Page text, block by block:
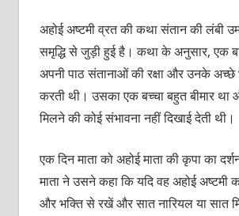
अहोई अष्टमी व्रत की कथा संतान की लंबी
समृद्धि से जुड़ी हुई है। कथा के अनुसार, एक
अपनी पाठ संतानाओं की रक्षा और उनके अच्छे
करती थी। उसका एक बच्चा बहुत बीमार था
मिलने की कोई संभावना नहीं दिखाई देती थी।
एक दिन माता को अहोई माता की कृपा का
माता ने उसने कहा कि यदि वह अहोई अष्टमी
और भक्ति से रखें और सात नारियल या सात